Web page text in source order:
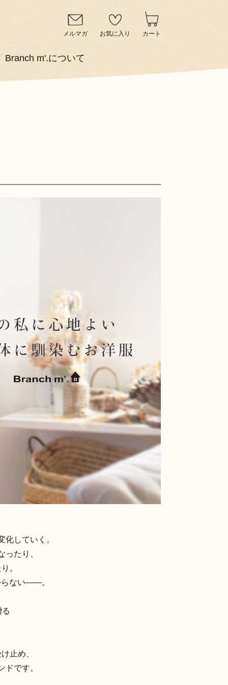
メルマガ お気に入り カート
Branch m'.について
していく。
ったり、
。
らない――。
止め、
ドです。